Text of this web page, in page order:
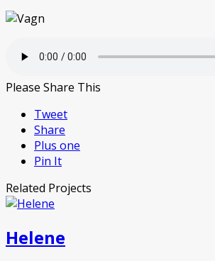
Please Share This
Tweet
Share
Plus one
Pin It
Related Projects
Helene